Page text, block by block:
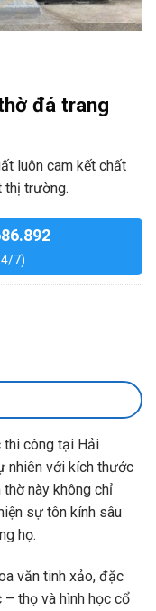
đá trang
luôn cam kết chất
thị trường.
7)
thi công tại Hải
nhiên với kích thước
này không chỉ
sự tôn kính sâu
họ.
văn tinh xảo, đặc
thọ và hình học cổ